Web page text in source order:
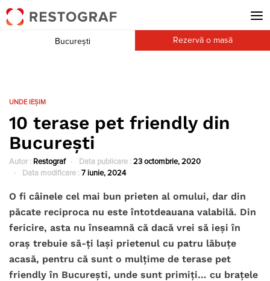
București Rezervă o masă
UNDE IEȘIM
10 terase pet friendly din
București
Autor : Restograf Data publicare : 23 octombrie, 2020
Data modificare : 7 iunie, 2024
O fi câinele cel mai bun prieten al omului, dar din
păcate reciproca nu este întotdeauana valabilă. Din
fericire, asta nu înseamnă că dacă vrei să ieși în
oraș trebuie să-ți lași prietenul cu patru lăbuțe
acasă, pentru că sunt o mulțime de terase pet
friendly în București, unde sunt primiți… cu brațele